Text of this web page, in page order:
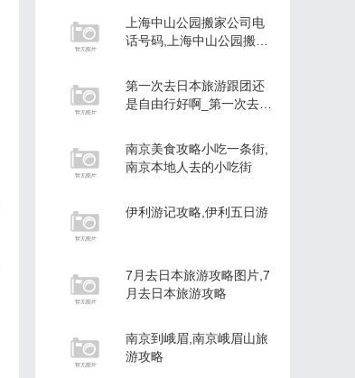
上海中山公园搬家公司电
话号码,上海中山公园搬家
第一次去日本旅游跟团还
是自由行好啊_第一次去日
啊
南京美食攻略小吃一条街,
南京本地人去的小吃街
伊利游记攻略,伊利五日游
7月去日本旅游攻略图片,7
月去日本旅游攻略
南京到峨眉,南京峨眉山旅
游攻略